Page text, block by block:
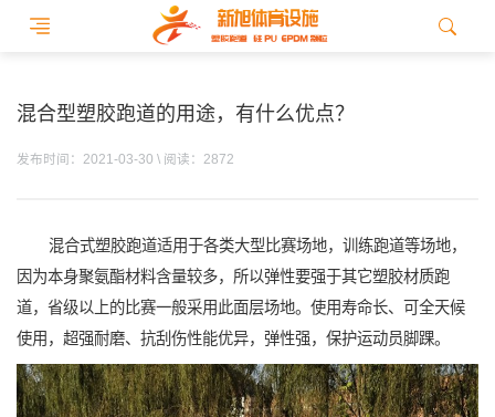
混合型塑胶跑道的用途，有什么优点？
发布时间：2021-03-30 \ 阅读：2872
混合式塑胶跑道适用于各类大型比赛场地，训练跑道等场地，
因为本身聚氨酯材料含量较多，所以弹性要强于其它塑胶材质跑
道，省级以上的比赛一般采用此面层场地。使用寿命长、可全天候
使用，超强耐磨、抗刮伤性能优异，弹性强，保护运动员脚踝。